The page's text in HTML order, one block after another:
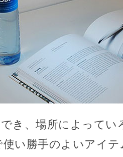
き、場所によってい
い勝手のよいアイ